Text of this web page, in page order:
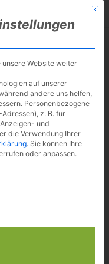
Kanal ▶︎
im Jahr 2000 ins
umfasst ebenso
Mit
Website weiter
auf unserer
andere uns helfen,
Personenbezogene
z. B. für
und
die Verwendung Ihrer
. Sie können Ihre
oder anpassen.
für die eine